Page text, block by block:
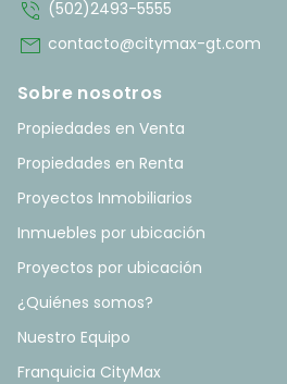
phone_in_talk (502)2493-5555
mail contacto@citymax-gt.com
Sobre nosotros
Propiedades en Venta
Propiedades en Renta
Proyectos Inmobiliarios
Inmuebles por ubicación
Proyectos por ubicación
¿Quiénes somos?
Nuestro Equipo
Franquicia CityMax